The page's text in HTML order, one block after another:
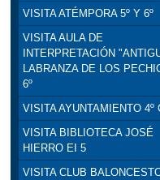
VISITA ATÉMPORA 5º Y 6º
VISITA AULA DE
INTERPRETACIÓN
LABRANZA DE LOS
6º
VISITA AYUNTAMIENTO 4º
VISITA BIBLIOTECA JOSÉ
HIERRO EI 5
VISITA CLUB